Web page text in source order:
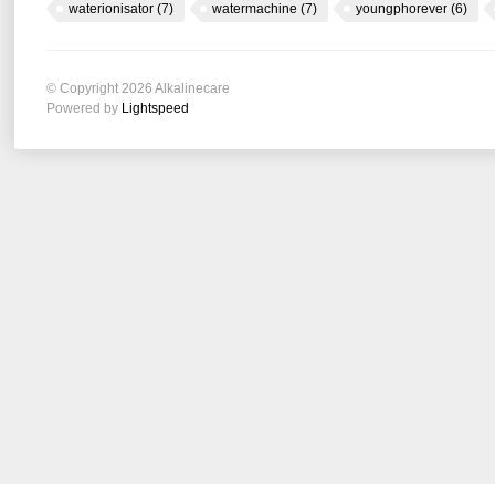
waterionisator (7) watermachine (7) youngphorever (6)
© Copyright 2026 Alkalinecare
Powered by Lightspeed